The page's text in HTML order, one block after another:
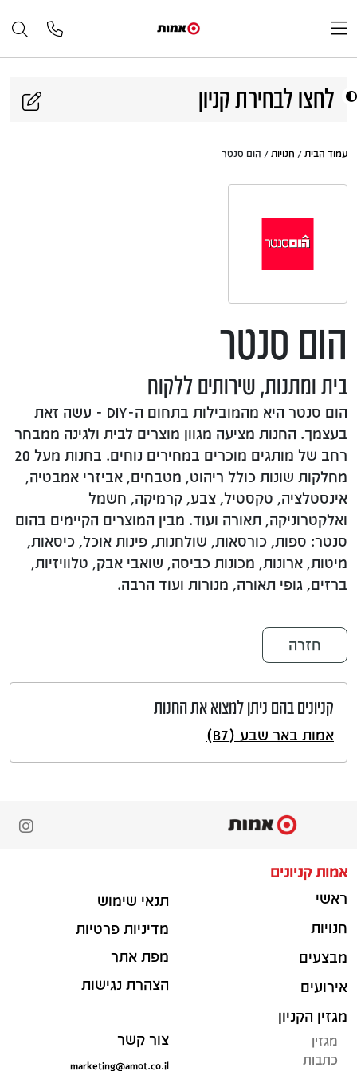
לחצו לבחירת קניון
עמוד הבית / חנויות / הום סנטר
הום סנטר
בית ומתנות, שירותים ללקוח
הום סנטר היא מהמובילות בתחום ה-DIY - עשה זאת
בעצמך. החנות מציעה מגוון מוצרים לבית ולגינה ממבחר
רחב של מותגים מוכרים במחירים נוחים. בחנות מעל 20
מחלקות שונות כולל ריהוט, מטבחים, אביזרי אמבטיה,
אינסטלציה, טקסטיל, צבע, קרמיקה, חשמל
ואלקטרוניקה, תאורה ועוד. מבין המוצרים הקיימים בהום
סנטר: ספות, כורסאות, שולחנות, פינות אוכל, כיסאות,
מיטות, ארונות, מכונות כביסה, שואבי אבק, טלוויזיות,
ברזים, גופי תאורה, מנורות ועוד הרבה.
חזרה
קניונים בהם ניתן למצוא את החנות
אמות באר שבע (B7)
אמות קניונים
ראשי
חנויות
מבצעים
אירועים
מגזין הקניון
מגזין
כתבות
תנאי שימוש
מדיניות פרטיות
מפת אתר
הצהרת נגישות
צור קשר
marketing@amot.co.il